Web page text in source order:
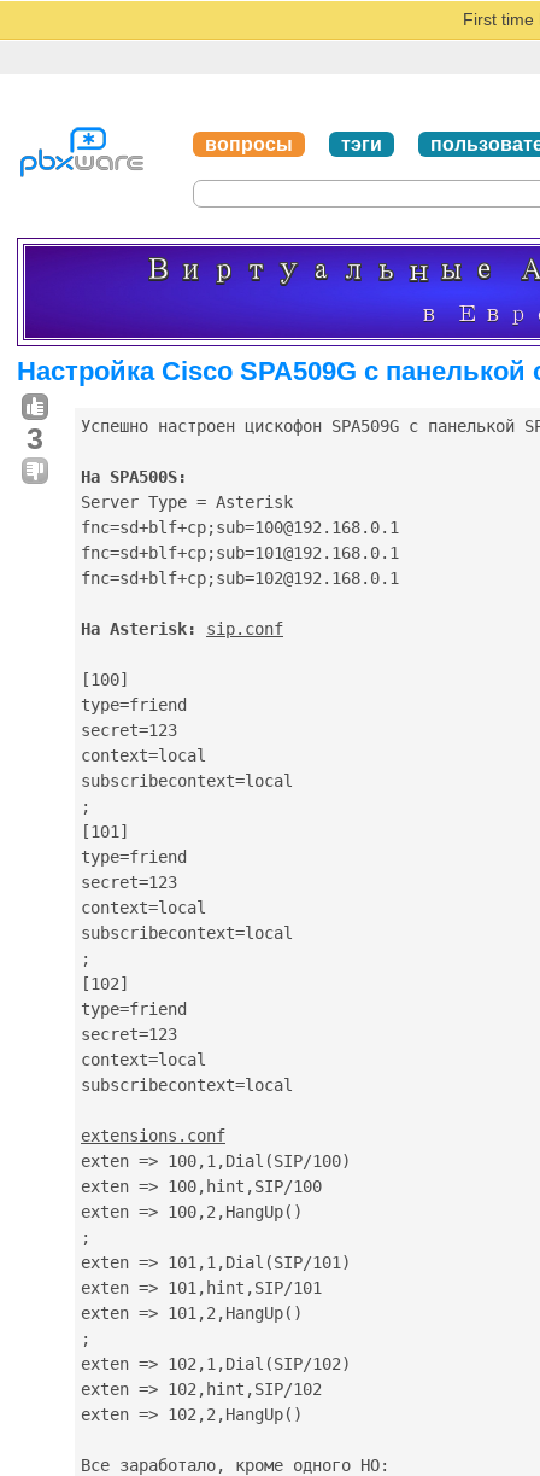
First time
вопросы тэги
Настройка Cisco SPA509G с панелькой
3 Успешно настроен цискофон SPA509G с панелькой
На SPA500S:
Server Type = Asterisk
fnc=sd+blf+cp;sub=100@192.168.0.1
fnc=sd+blf+cp;sub=101@192.168.0.1
fnc=sd+blf+cp;sub=102@192.168.0.1
На Asterisk: sip.conf
[100]
type=friend
secret=123
context=local
subscribecontext=local
;
[101]
type=friend
secret=123
context=local
subscribecontext=local
;
[102]
type=friend
secret=123
context=local
subscribecontext=local
extensions.conf
exten => 100,1,Dial(SIP/100)
exten => 100,hint,SIP/100
exten => 100,2,HangUp()
;
exten => 101,1,Dial(SIP/101)
exten => 101,hint,SIP/101
exten => 101,2,HangUp()
;
exten => 102,1,Dial(SIP/102)
exten => 102,hint,SIP/102
exten => 102,2,HangUp()
Все заработало, кроме одного НО: